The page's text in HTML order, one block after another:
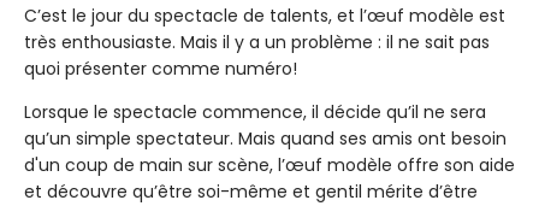
C’est le jour du spectacle de talents, et l’œuf modèle est
très enthousiaste. Mais il y a un problème : il ne sait pas
quoi présenter comme numéro!
Lorsque le spectacle commence, il décide qu’il ne sera
qu’un simple spectateur. Mais quand ses amis ont besoin
d'un coup de main sur scène, l’œuf modèle offre son aide
et découvre qu’être soi-même et gentil mérite d’être